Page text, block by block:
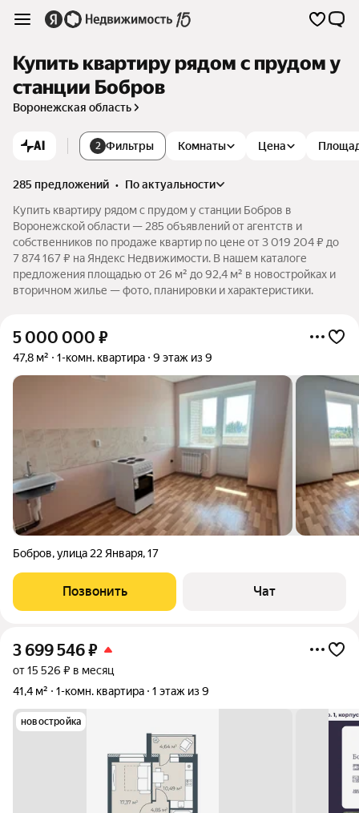
Купить квартиру рядом с прудом у
станции Бобров
Воронежская область
AI 2 Фильтры Комнаты Цена
285 предложений •
по актуальности
Купить квартиру рядом с прудом у станции Бобров в
Воронежской области — 285 объявлений от агентств и
собственников по продаже квартир по цене от 3 019 204 ₽ до
7 874 167 ₽ на Яндекс Недвижимости. В нашем каталоге
предложения площадью от 26 м² до 92,4 м² в новостройках и
вторичном жилье — фото, планировки и характеристики.
5 000 000 ₽
47,8 м² 1-комн. квартира 9 этаж из 9
Бобров,улица 22 Января,17
Позвонить Чат
3 699 546₽
от 15 526 ₽ в месяц
41,4 м²
1-комн. квартира 1 этаж из 9
новостройка